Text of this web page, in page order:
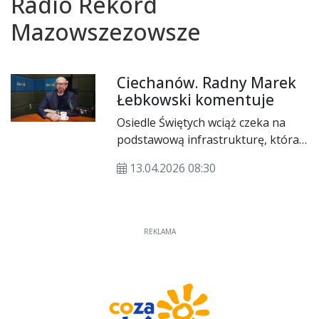
Mazowszezowsze
Ciechanów. Radny Marek
Łebkowski komentuje
Osiedle Świętych wciąż czeka na
podstawową infrastrukturę, która
mieszkańców. Radny Marek
nocnej prohibicji i mówi o
mieszkańców. Zachęcamy do
wysłuchania pełnego nagrania
13.04.2026 08:30
REKLAMA